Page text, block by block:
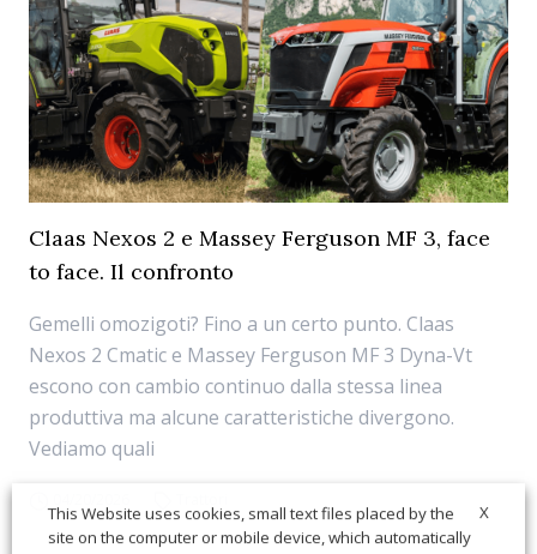
Claas Nexos 2 e Massey Ferguson MF 3, face
to face. Il confronto
Gemelli omozigoti? Fino a un certo punto. Claas
Nexos 2 Cmatic e Massey Ferguson MF 3 Dyna-Vt
escono con cambio continuo dalla stessa linea
produttiva ma alcune caratteristiche divergono.
Vediamo quali
X
This Website uses cookies, small text files placed by the
site on the computer or mobile device, which automatically